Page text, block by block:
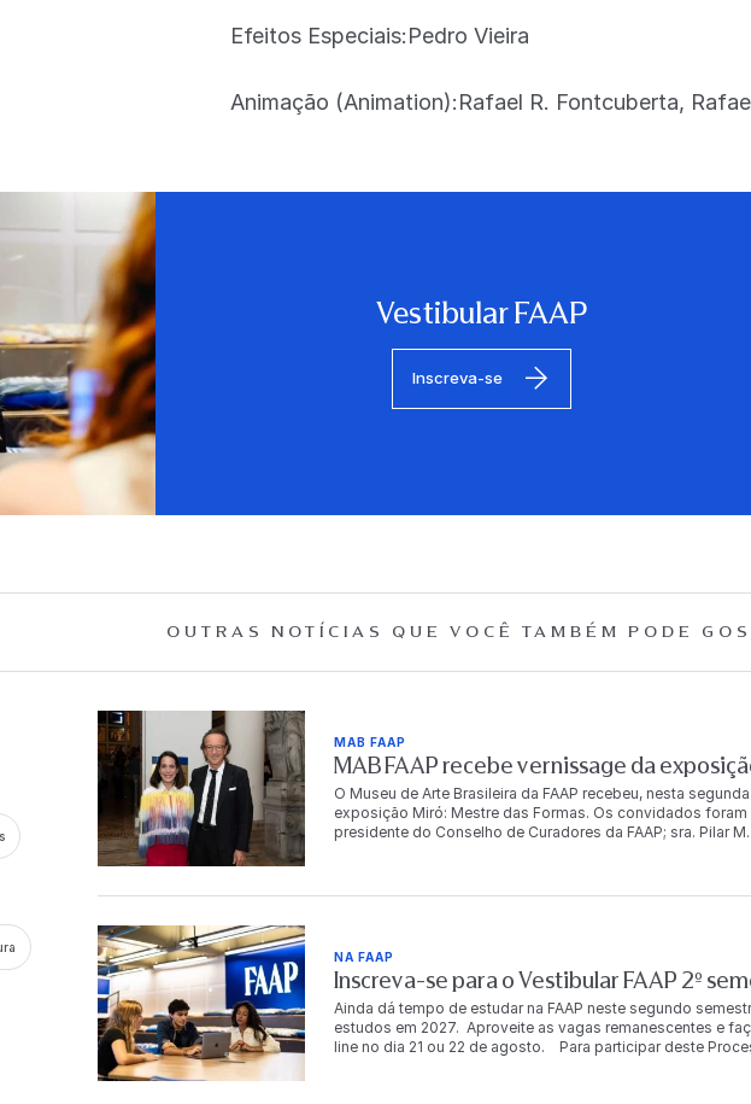
Efeitos Especiais:Pedro Vieira
Animação (Animation):Rafael R. Fontcuberta,
Vestibular FAAP
Inscreva-se
OUTRAS NOTÍCIAS QUE VOCÊ TAMBÉM PODE
MAB FAAP
MAB FAAP recebe vernissage da
O Museu de Arte Brasileira da FAAP recebeu, nesta
exposição Miró: Mestre das Formas. Os convidados
presidente do Conselho de Curadores da FAAP; sra. Pilar
quero continuar a trabalhar no Brasil”, compartilha Joan
FAAP, a exposição será aberta ao público em 7 de agosto
mostra reúne mais de 100 obras originais de Joan Miró,
muitas delas apresentadas pela primeira vez no Brasil,
criou uma linguagem visual que atravessa fronteiras
NA FAAP
Inscreva-se para o Vestibular FAAP 2º
Ainda dá tempo de estudar na FAAP neste segundo
estudos em 2027. Aproveite as vagas remanescentes e
line no dia 21 ou 22 de agosto. Para participar deste